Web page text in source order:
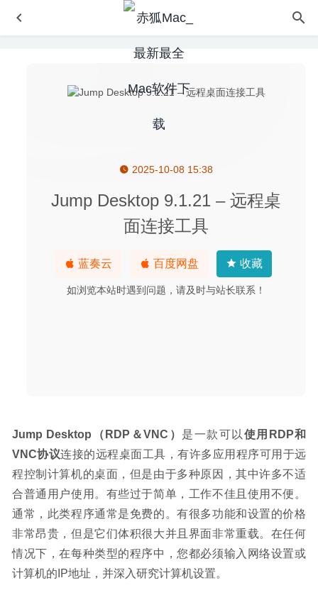
2025-10-08 15:38
Jump Desktop 9.1.21 – 远程桌
面连接工具
蓝奏云 百度网盘 收藏
如浏览本站时遇到问题，请及时与站长联系！
Jump Desktop（RDP＆VNC） 是一款可以 使用RDP和
VNC协议连接的远程桌面工具，有许多应用程序可用于远
程控制计算机的桌面，但是由于多种原因，其中许多不适
合普通用户使用。有些过于简单，工作不佳且使用不便。
通常，此类程序通常是免费的。有很多功能和设置的价格
非常昂贵，但是它们体积很大并且界面非常重载。在任何
情况下，在每种类型的程序中，您都必须输入网络设置或
计算机的IP地址，并深入研究计算机设置。
Sensei 1.2.6 中文版-性能优化及清理工具
Syncmate Expert 8.0.469 for Mac破解版–MacOS全功能数
据同步工具
2020-03-04
Swish 1.11 – 触控板控制窗口和程序 2024-10-23
2020-07-04
Disk Expert 2.1.0 for Mac- 磁盘数据管理工具 2020-03-22